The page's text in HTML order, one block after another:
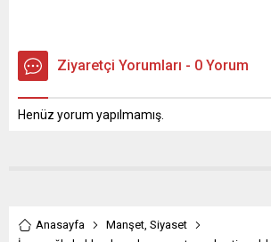
Ziyaretçi Yorumları - 0 Yorum
Henüz yorum yapılmamış.
Anasayfa Manşet Siyaset